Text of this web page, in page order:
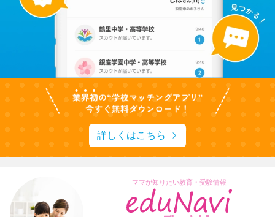
詳しくはこちら
ママが知りたい教育・受験情報